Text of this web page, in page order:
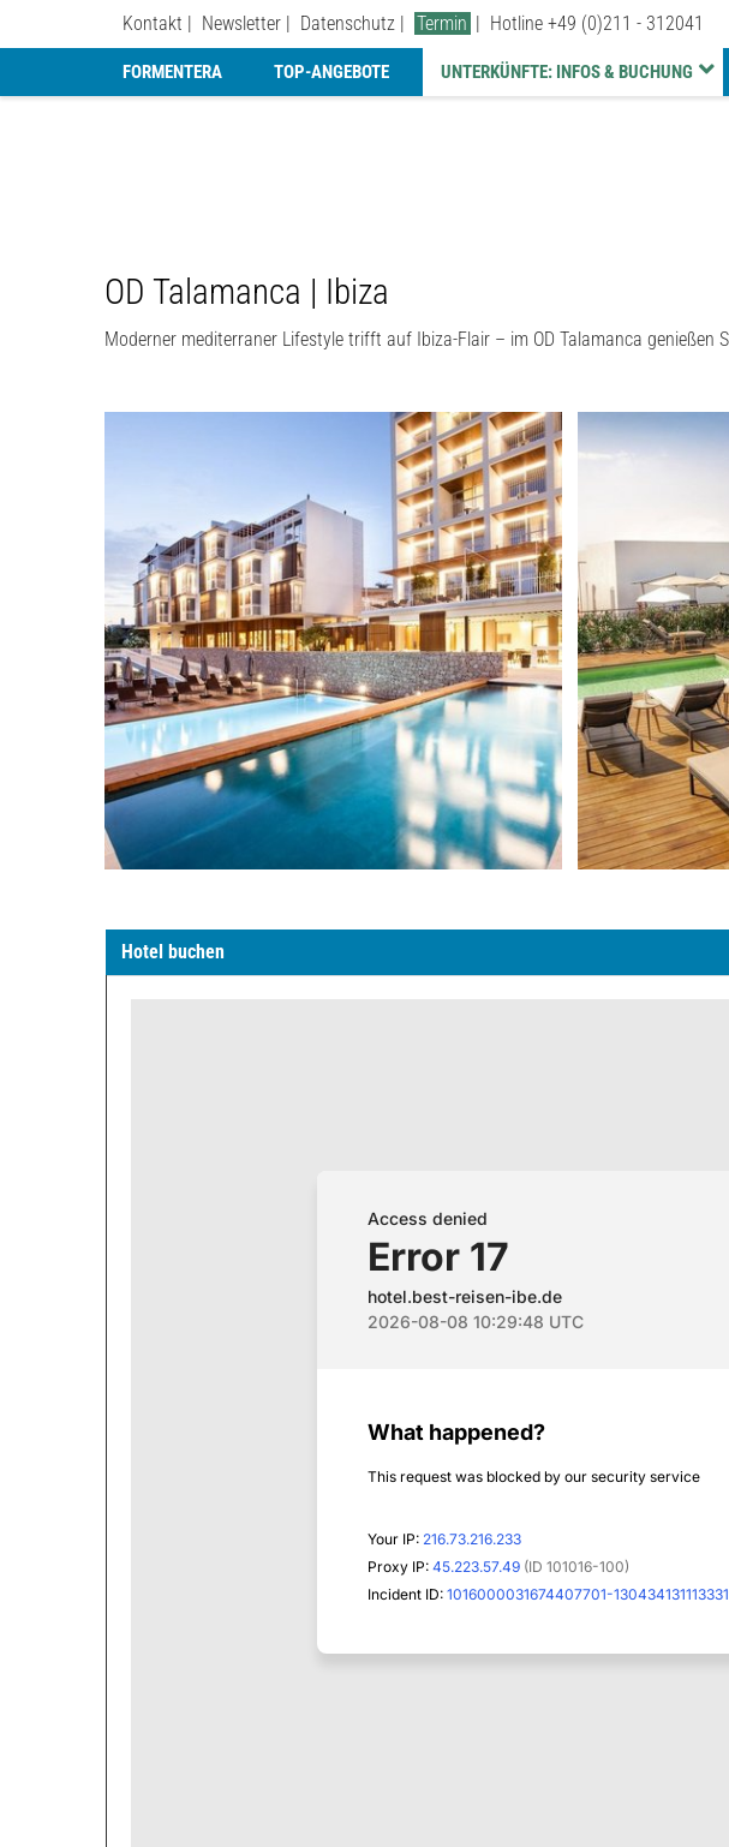
Kontakt Newsletter Datenschutz Termin Hotline +49 (0)211 - 312041
FORMENTERA TOP-ANGEBOTE UNTERKÜNFTE: INFOS & BUCHUNG
OD Talamanca | Ibiza
Moderner mediterraner Lifestyle trifft auf Ibiza-Flair – im OD Talamanca genießen
Hotel buchen